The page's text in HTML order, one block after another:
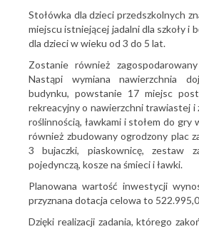
Stołówka dla dzieci przedszkolnych
miejscu istniejącej jadalni dla szkoły i
dla dzieci w wieku od 3 do 5 lat.
Zostanie również
Nastąpi wymiana nawierzchnia
budynku, powstanie 17 miejsc
rekreacyjny o nawierzchni trawiastej
roślinnością, ławkami i stołem do gry
również zbudowany ogrodzony plac
3 bujaczki, piaskownicę, zestaw
pojedynczą, kosze na śmieci i ławki.
Planowana wartość inwestycji
przyznana dotacja celowa to
Dzięki realizacji zadania, którego